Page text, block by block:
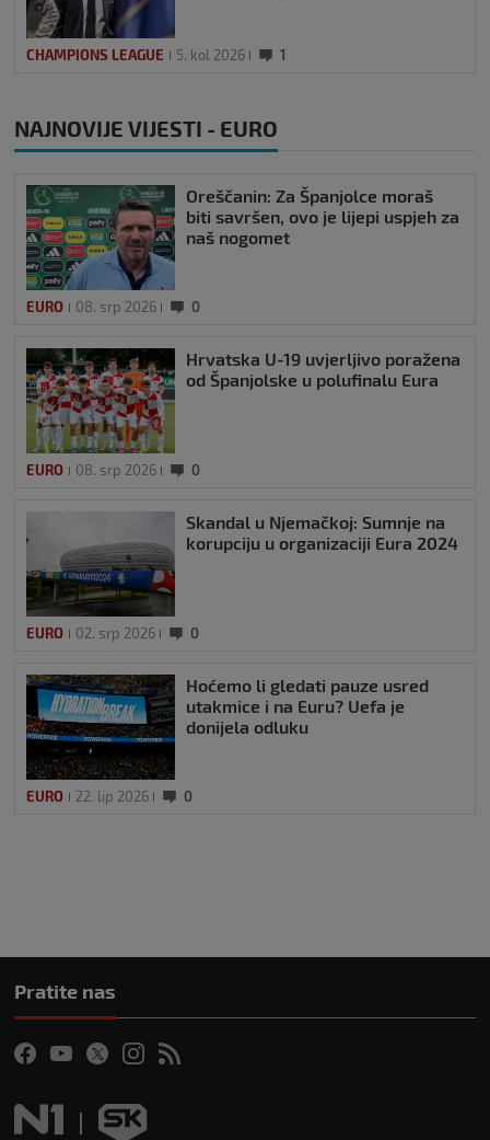
CHAMPIONS LEAGUE 5. kol 2026 1
NAJNOVIJE VIJESTI - EURO
Oreščanin: Za Španjolce moraš
biti savršen, ovo je lijepi uspjeh za
naš nogomet
EURO 08. srp 2026 0
Hrvatska U-19 uvjerljivo poražena
od Španjolske u polufinalu Eura
EURO 08. srp 2026 0
Skandal u Njemačkoj: Sumnje na
korupciju u organizaciji Eura 2024
EURO 02. srp 2026 0
Hoćemo li gledati pauze usred
utakmice i na Euru? Uefa je
donijela odluku
EURO 22. lip 2026 0
Pratite nas